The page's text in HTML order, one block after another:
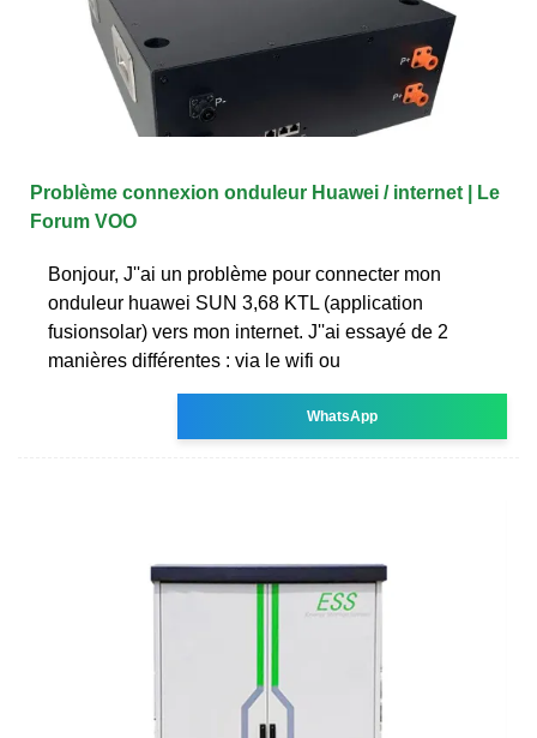
Problème connexion onduleur Huawei / internet | Le
Forum VOO
Bonjour, J''ai un problème pour connecter mon
onduleur huawei SUN 3,68 KTL (application
fusionsolar) vers mon internet. J''ai essayé de 2
manières différentes : via le wifi ou
WhatsApp